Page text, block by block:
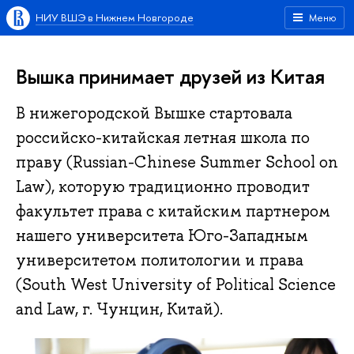
Меню
НИУ ВШЭ в Нижнем Новгороде
Вышка принимает друзей из Китая
В нижегородской Вышке стартовала
российско-китайская летная школа по
праву (Russian-Chinese Summer School on
Law), которую традиционно проводит
факультет права с китайским партнером
нашего университета Юго-Западным
университетом политологии и права
(South West University of Political Science
and Law, г. Чунцин, Китай).